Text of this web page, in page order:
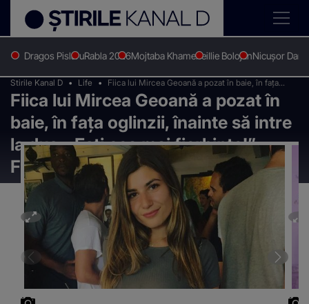
Dragos PislaruRabla 2026Mojtaba KhameneiIlie BolojanNicușor Dan
Stirile Kanal D Life
Fiica lui Mircea Geoană a pozat în baie, în fața
oglinzii, înainte să intre la duș: „Ești cea mai
fierbinte!” FOTO
Fiica lui Mircea Geoană a pozat în
baie, în fața oglinzii, înainte să intre
la duș: „Ești cea mai fierbinte!”
FOTO